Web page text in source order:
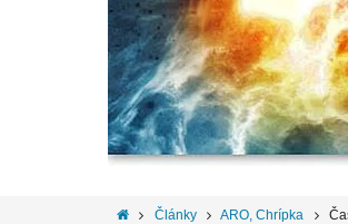
Články ARO, Chrípka